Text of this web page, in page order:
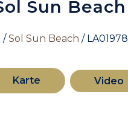
Sun Beach
/Sol Sun Beach / LA01978
Karte Video